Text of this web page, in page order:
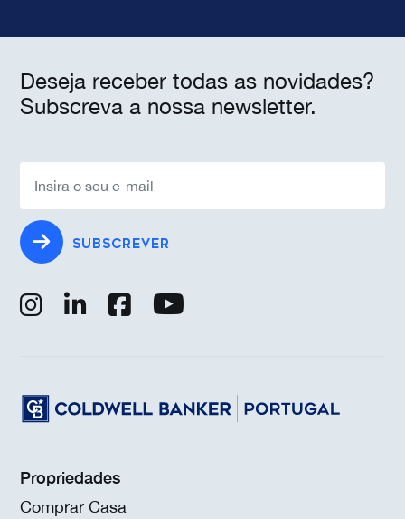
Deseja receber todas as novidades?
Subscreva a nossa newsletter.
SUBSCREVER
Propriedades
Comprar Casa